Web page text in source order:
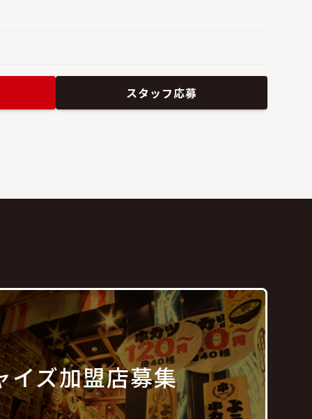
スタッフ応募
イズ加盟店募集